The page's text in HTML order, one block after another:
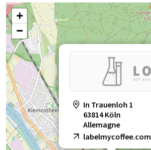
In Trauenloh 1
63814 Köln
Allemagne
labelmycoffee.com
+
−